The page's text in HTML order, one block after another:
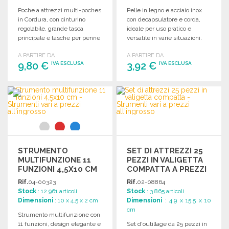
Poche a attrezzi multi-poches
in Cordura, con cinturino
regolabile, grande tasca
principale e tasche per penne
A PARTIRE DA
9,80 € IVA ESCLUSA
ORDINARE
Richiedi un preventivo
Pelle in legno e acciaio inox
con decapsulatore e corda,
ideale per uso pratico e
versatile in varie situazioni.
A PARTIRE DA
3,92 €IVA ESCLUSA
ORDINARE
Richiedi un preventivo
STRUMENTO
MULTIFUNZIONE 11
FUNZIONI 4,5X10 CM
Rif.04-00323
Stock : 12 961 articoli
Dimensioni : 10 x 4.5 x 2 cm
Strumento multifunzione con
11 funzioni, design elegante e
SET DI ATTREZZI 25
PEZZI IN VALIGETTA
COMPATTA A PREZZI
ALL'INGROSSO
Rif.02-08864
Stock : 3 865 articoli
Dimensioni : 4.9 x 15.5 x 10
cm
Set d'outillage da 25 pezzi in